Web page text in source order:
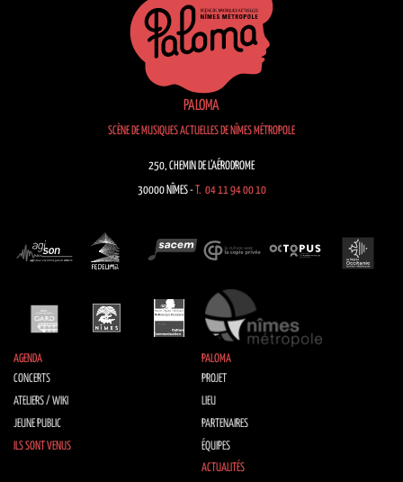
PALOMA
SCÈNE DE MUSIQUES ACTUELLES DE NÎMES MÉTROPOLE
250, CHEMIN DE L’AÉRODROME
30000 NÎMES - T. 04 11 94 00 10
AGENDA
CONCERTS
ATELIERS / WIKI
JEUNE PUBLIC
ILS SONT VENUS
PALOMA
PROJET
LIEU
PARTENAIRES
ÉQUIPES
ACTUALITÉS